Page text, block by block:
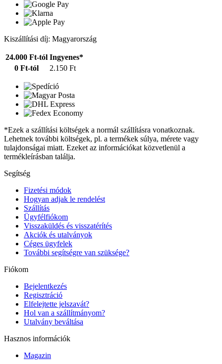
Kiszállítási díj: Magyarország
24.000 Ft-tól Ingyenes*
0 Ft-tól
2.150 Ft
*Ezek a szállítási költségek a normál szállításra vonatkoznak.
Lehetnek további költségek, pl. a termékek súlya, mérete vagy
tulajdonságai miatt. Ezeket az információkat közvetlenül a
termékleírásban találja.
Segítség
Fizetési módok
Hogyan adjak le rendelést
Szállítás
Ügyfélfiókom
Visszaküldés és visszatérítés
Akciók és utalványok
Céges ügyfelek
További segítségre van szüksége?
Fiókom
Bejelentkezés
Regisztráció
Elfelejtette jelszavát?
Hol van a szállítmányom?
Utalvány beváltása
Hasznos információk
Magazin